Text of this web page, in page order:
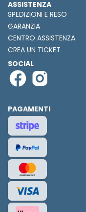
ASSISTENZA
SPEDIZIONI E RESO
GARANZIA
CENTRO ASSISTENZA
CREA UN TICKET
SOCIAL
PAGAMENTI